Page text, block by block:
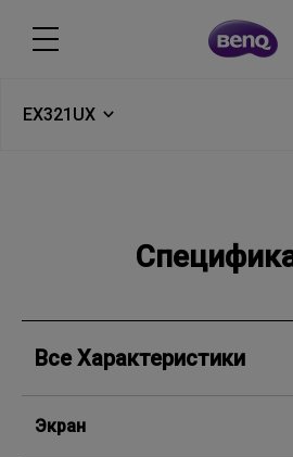
EX321UX
Все Характеристики
Экран